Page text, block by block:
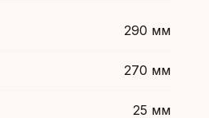
290 мм
270 мм
25 мм